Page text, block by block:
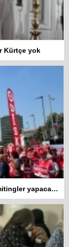
Kürtçe yok
DİSK: 13 Eylül’de Mersin’den başlayarak mitingler yapacağız